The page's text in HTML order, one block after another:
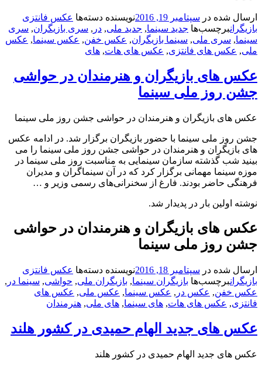
شده درسپتامبر 19, 2016 نویسندهدسته‌هاعکس فانتزی
برچسب‌هاجدید سینما, جدید ملی,در ,سری بازیگران, سری
سری ملی,سینما بازیگران, عکس خفن, عکس سینما, عکس
های فانتزی,عکس های هات,های
بازیگران و هنرمندان در حواشی
ملی سینما
بازیگران و هنرمندان در حواشی جشن روز ملی سینما
ملی سینما با حضور بازیگران برگزار شد. در ادامه عکس
و هنرمندان در حواشی جشن روز ملی سینما را می
گذشته سازمان سینمایی به مناسبت روز ملی سینما در
مهمانی برگزار کرد که در آن سینماگران و مدیران
حاضر بودند. فارغ از سخنرانی‌های رسمی وزیر و …
بار در پدیدار شد.
بازیگران و هنرمندان در حواشی
ملی سینما
شده درسپتامبر 18, 2016 نویسندهدسته‌هاعکس فانتزی
برچسب‌هابازیگران سینما, بازیگران ملی حواشی ,سینما در,
, عکس در,عکس سینما, عکس ملی,عکس های
,عکس های هات,های سینما, های ملی,هنرمندان
جدید الهام حمیدی در کشور هلند
جدید الهام حمیدی در کشور هلند